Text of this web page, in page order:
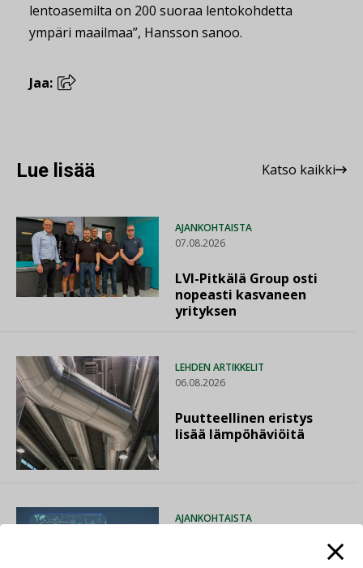
lentoasemilta on 200 suoraa lentokohdetta
ympäri maailmaa”, Hansson sanoo.
Jaa:
Lue lisää Katso kaikki
AJANKOHTAISTA
07.08.2026
LVI-Pitkälä Group osti
nopeasti kasvaneen
yrityksen
LEHDEN ARTIKKELIT
06.08.2026
Puutteellinen eristys
lisää lämpöhäviöitä
AJANKOHTAISTA